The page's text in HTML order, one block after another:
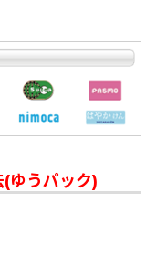
ゆうパック)